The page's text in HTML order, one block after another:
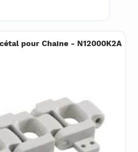
pour Chaine - N12000K2A